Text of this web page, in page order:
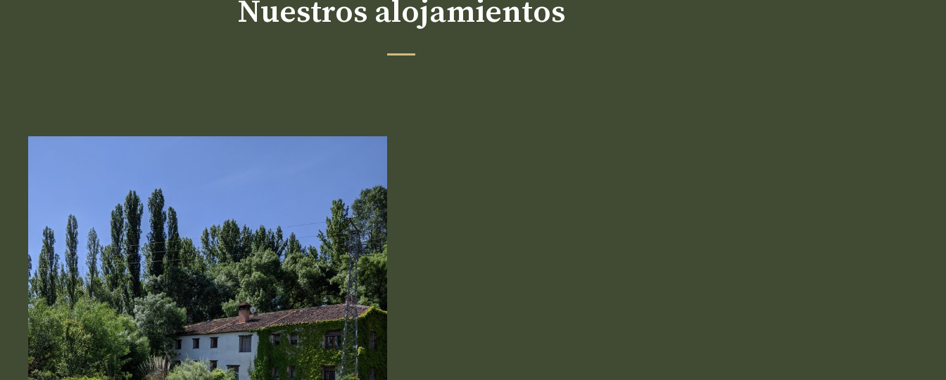
Nuestros alojamientos